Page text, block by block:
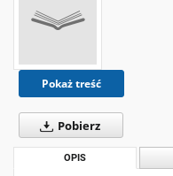
Pokaż treść
Pobierz
OPIS